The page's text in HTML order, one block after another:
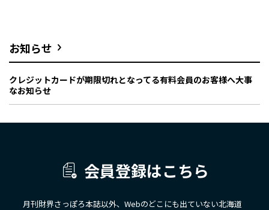
お知らせ
クレジットカードが期限切れとなってる有料会員のお客様へ大事
なお知らせ
会員登録はこちら
月刊財界さっぽろ本誌以外、Webのどこにも出ていない北海道